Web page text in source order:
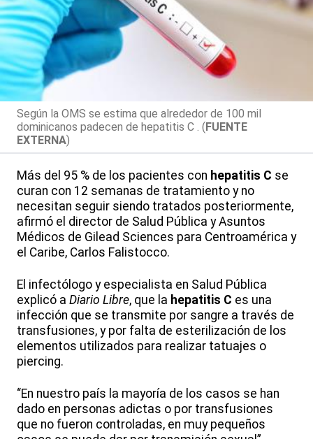
Según la OMS se estima que alrededor de 100 mil
dominicanos padecen de hepatitis C . (FUENTE
EXTERNA)
Más del 95 % de los pacientes con hepatitis C se
curan con 12 semanas de tratamiento y no
necesitan seguir siendo tratados posteriormente,
afirmó el director de Salud Pública y Asuntos
Médicos de Gilead Sciences para Centroamérica y
el Caribe, Carlos Falistocco.
El infectólogo y especialista en Salud Pública
explicó a Diario Libre, que la hepatitis C es una
infección que se transmite por sangre a través de
transfusiones, y por falta de esterilización de los
elementos utilizados para realizar tatuajes o
piercing.
“En nuestro país la mayoría de los casos se han
dado en personas adictas o por transfusiones
que no fueron controladas, en muy pequeños